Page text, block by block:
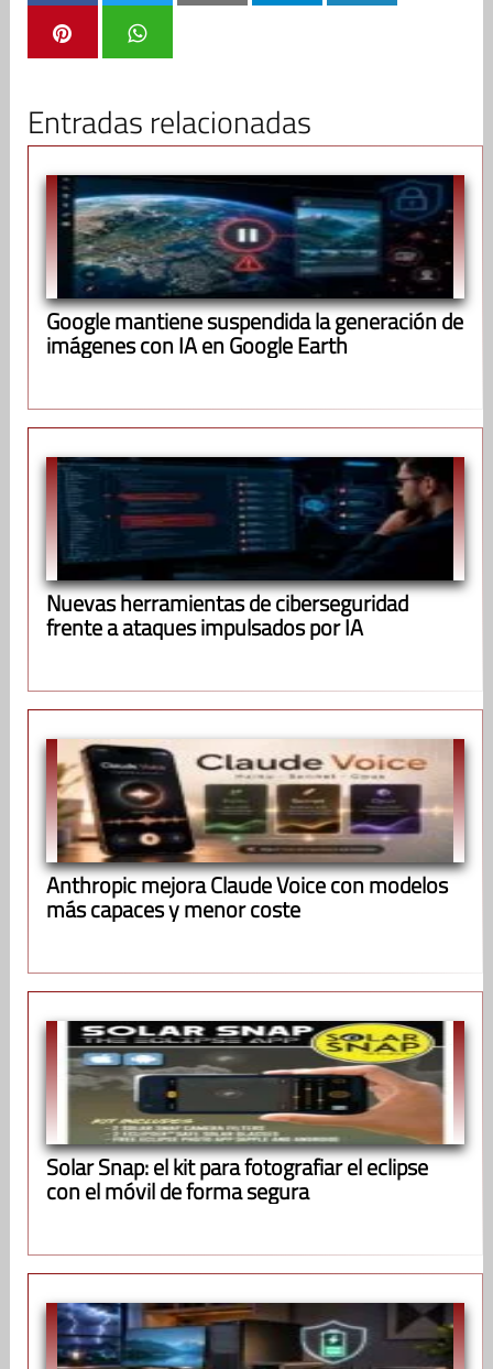
Entradas relacionadas
Google mantiene suspendida la generación de
imágenes con IA en Google Earth
Nuevas herramientas de ciberseguridad
frente a ataques impulsados por IA
Anthropic mejora Claude Voice con modelos
más capaces y menor coste
Solar Snap: el kit para fotografiar el eclipse
con el móvil de forma segura